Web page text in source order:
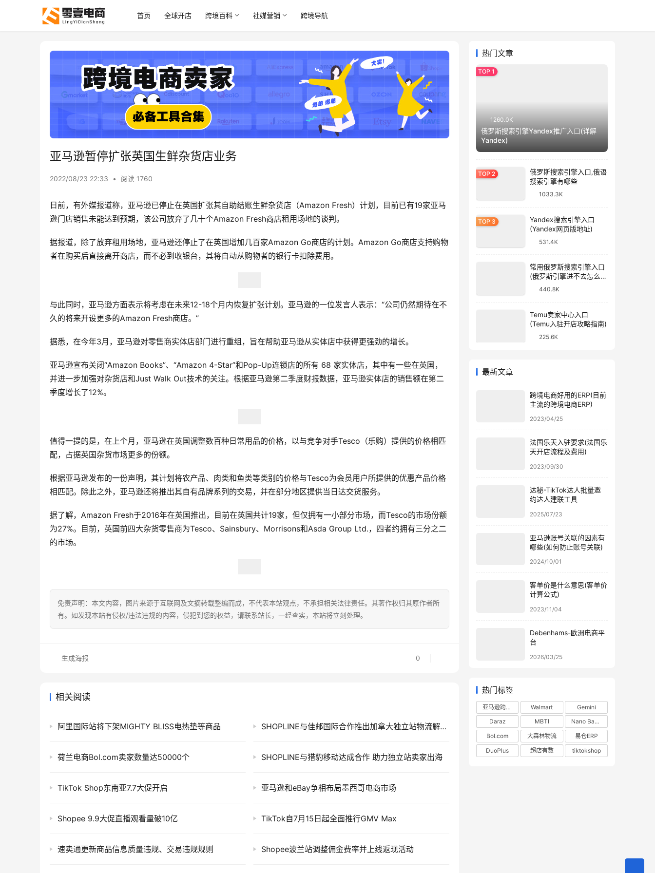
首页 全球开店 跨境百科 社媒营销 跨境导航
亚马逊暂停扩张英国生鲜杂货店业务
2022/08/23 22:33 • 阅读 1760
日前，有外媒报道称，亚马逊已停止在英国扩张其自助结账生鲜杂货店（Amazon Fresh）计划，目前已有19家亚马
逊门店销售未能达到预期，该公司放弃了几十个Amazon Fresh商店租用场地的谈判。
据报道，除了放弃租用场地，亚马逊还停止了在英国增加几百家Amazon Go商店的计划。Amazon Go商店支持购物
者在购买后直接离开商店，而不必到收银台，其将自动从购物者的银行卡扣除费用。
与此同时，亚马逊方面表示将考虑在未来12-18个月内恢复扩张计划。亚马逊的一位发言人表示：“公司仍然期待在不
久的将来开设更多的Amazon Fresh商店。”
据悉，在今年3月，亚马逊对零售商实体店部门进行重组，旨在帮助亚马逊从实体店中获得更强劲的增长。
亚马逊宣布关闭“Amazon Books”、“Amazon 4-Star”和Pop-Up连锁店的所有 68 家实体店，其中有一些在英国，
并进一步加强对杂货店和Just Walk Out技术的关注。根据亚马逊第二季度财报数据，亚马逊实体店的销售额在第二
季度增长了12%。
值得一提的是，在上个月，亚马逊在英国调整数百种日常用品的价格，以与竞争对手Tesco（乐购）提供的价格相匹
配，占据英国杂货市场更多的份额。
根据亚马逊发布的一份声明，其计划将农产品、肉类和鱼类等类别的价格与Tesco为会员用户所提供的优惠产品价格
相匹配。除此之外，亚马逊还将推出其自有品牌系列的交易，并在部分地区提供当日达交货服务。
据了解，Amazon Fresh于2016年在英国推出，目前在英国共计19家，但仅拥有一小部分市场，而Tesco的市场份额
为27%。目前，英国前四大杂货零售商为Tesco、Sainsbury、Morrisons和Asda Group Ltd.，四者约拥有三分之二
的市场。
免责声明：本文内容，图片来源于互联网及文摘转载整编而成，不代表本站观点，不承担相关法律责任。其著作权归其原作者所
有。如发现本站有侵权/违法违规的内容，侵犯到您的权益，请联系站长，一经查实，本站将立刻处理。
0
生成海报
相关阅读
阿里国际站将下架MIGHTY BLISS电热垫等商品 SHOPLINE与佳邮国际合作推出加拿大独立站物流解决方案
荷兰电商Bol.com卖家数量达50000个 SHOPLINE与猎豹移动达成合作 助力独立站卖家出海
TikTok Shop东南亚7.7大促开启 亚马逊和eBay争相布局墨西哥电商市场
Shopee 9.9大促直播观看量破10亿 TikTok自7月15日起全面推行GMV Max
速卖通更新商品信息质量违规、交易违规规则 Shopee波兰站调整佣金费率并上线返现活动
热门文章
1260.0K
俄罗斯搜索引擎Yandex推广入口(详解
Yandex)
俄罗斯搜索引擎入口,俄语
搜索引擎有哪些
1033.3K
Yandex搜索引擎入口
(Yandex网页版地址)
531.4K
常用俄罗斯搜索引擎入口
(俄罗斯引擎进不去怎么
440.8K
Temu卖家中心入口
(Temu入驻开店攻略指南)
225.6K
最新文章
跨境电商好用的ERP(目前
主流的跨境电商ERP)
2023/04/25
法国乐天入驻要求(法国乐
天开店流程及费用)
2023/09/30
达秘-TikTok达人批量邀
约达人建联工具
2025/07/23
亚马逊账号关联的因素有
哪些(如何防止账号关联)
2024/10/01
客单价是什么意思(客单价
计算公式)
2023/11/04
Debenhams-欧洲电商平
台
2026/03/25
热门标签
亚马逊跨境电商 Walmart
Gemini
Daraz
MBTI
Nano Banana
Bol.com
大森林物流
易仓ERP
DuoPlus
超店有数 tiktokshop